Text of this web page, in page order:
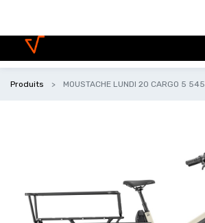
Produits MOUSTACHE LUNDI 20 CARGO 5